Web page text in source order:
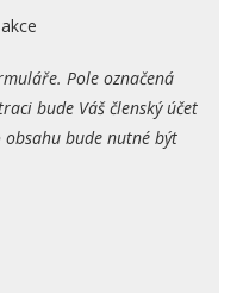
Pole označená
bude Váš členský účet
bude nutné být